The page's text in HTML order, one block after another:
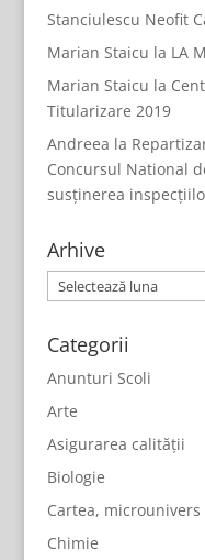
Stanciulescu Neofit
Marian Staicu la LA
Marian Staicu la
Titularizare 2019
Andreea la
Concursul National
susținerea
Arhive
Arhive
Categorii
Anunturi Scoli
Arte
Asigurarea calității
Biologie
Cartea,
Chimie